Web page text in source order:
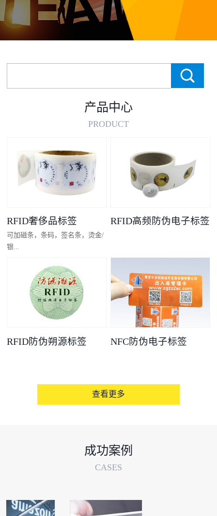
产品中心
PRODUCT
RFID奢侈品标签
可加磁条，条码，签名条，烫金/
银...
凸码，金/银底
RFID高频防伪电子标签
RFID防伪朔源标签 NFC防伪电子标签
查看更多
成功案例
CASES